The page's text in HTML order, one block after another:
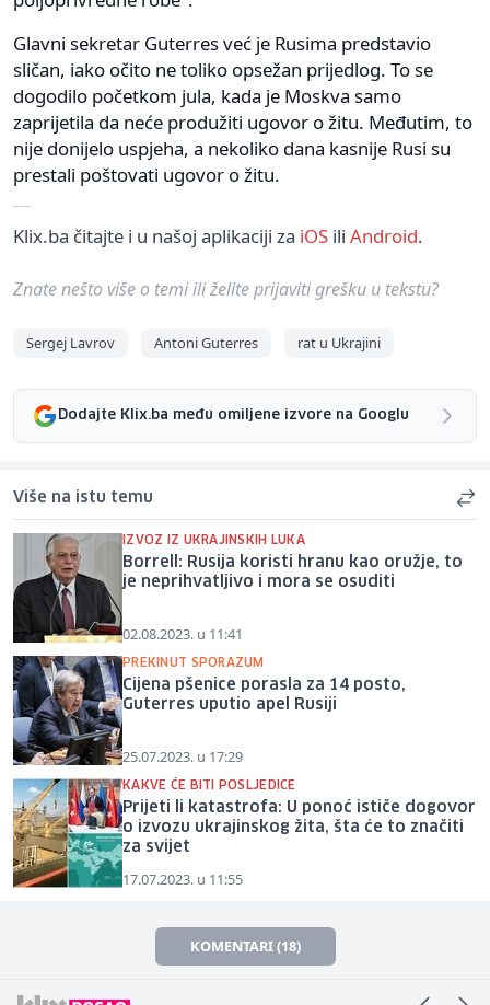
Glavni sekretar Guterres već je Rusima predstavio
sličan, iako očito ne toliko opsežan prijedlog. To se
dogodilo početkom jula, kada je Moskva samo
zaprijetila da neće produžiti ugovor o žitu. Međutim, to
nije donijelo uspjeha, a nekoliko dana kasnije Rusi su
prestali poštovati ugovor o žitu.
Klix.ba čitajte i u našoj aplikaciji za iOS ili Android.
Znate nešto više o temi ili želite prijaviti grešku u tekstu?
Sergej Lavrov Antoni Guterres rat u Ukrajini
Dodajte Klix.ba među omiljene izvore na Googlu
Više na istu temu
IZVOZ IZ UKRAJINSKIH LUKA
Borrell: Rusija koristi hranu kao oružje, to
je neprihvatljivo i mora se osuditi
02.08.2023. u 11:41
PREKINUT SPORAZUM
Cijena pšenice porasla za 14 posto,
Guterres uputio apel Rusiji
25.07.2023. u 17:29
KAKVE ĆE BITI POSLJEDICE
Prijeti li katastrofa: U ponoć ističe dogovor
o izvozu ukrajinskog žita, šta će to značiti
za svijet
17.07.2023. u 11:55
KOMENTARI (18)